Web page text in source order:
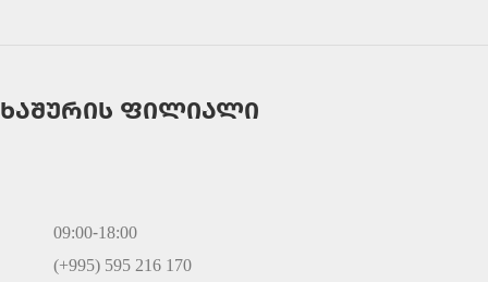
ხაშურის ფილიალი
09:00-18:00
(+995) 595 216 170